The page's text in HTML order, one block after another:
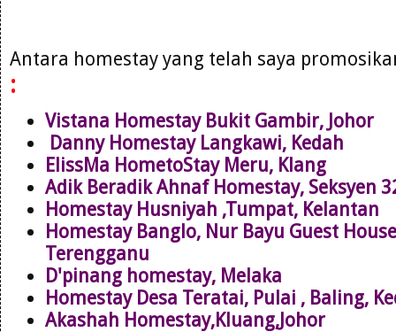
Antara homestay yang telah saya
:
Vistana Homestay Bukit Gambir, Johor
Danny Homestay Langkawi, Kedah
ElissMa HometoStay Meru, Klang
Adik Beradik Ahnaf Homestay, Seksyen
Homestay Husniyah ,Tumpat, Kelantan
Homestay Banglo, Nur Bayu Guest
Terengganu
D'pinang homestay, Melaka
Homestay Desa Teratai, Pulai , Baling,
Akashah Homestay,Kluang,Johor